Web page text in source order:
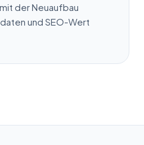
der Neuaufbau
und SEO-Wert